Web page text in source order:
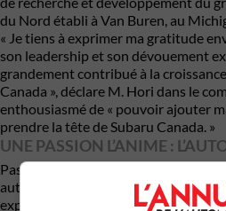
du Nord établi à Van Buren, au
« Je tiens à exprimer ma gratitude
son leadership et son dévouement
grandement contribué à la
Canada », déclare M. Hori dans le
enthousiasmé de « pouvoir ajouter
prendre la tête de Subaru Canada. »
UNE PASSION L’ANIME :
Passionné d’automobiles, tout
automobile, M. Hori a une formation
expérience de plus de 29 ans dans